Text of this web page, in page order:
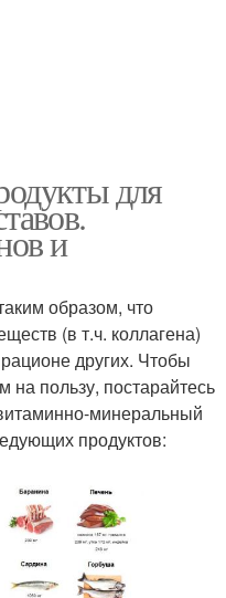
для
и
образом, что
(в т.ч. коллагена)
других. Чтобы
пользу, постарайтесь
минеральный
продуктов: